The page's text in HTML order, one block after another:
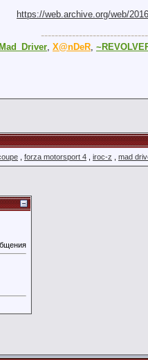
https://web.archive.org/web/
X@nDeR
forza motorsport 4 iroc-z mad